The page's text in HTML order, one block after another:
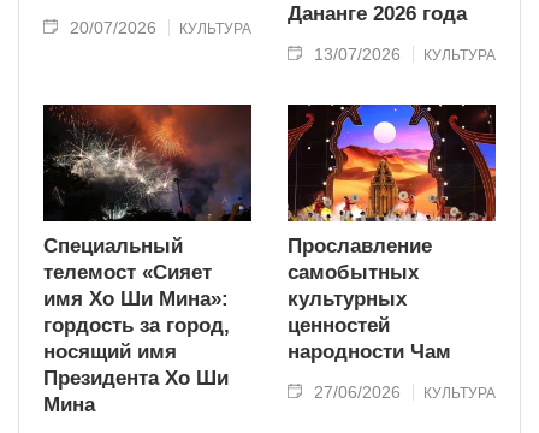
20/07/2026 КУЛЬТУРА
Дананге 2026 года
13/07/2026 КУЛЬТУРА
Специальный
телемост «Сияет
имя Хо Ши Мина»:
гордость за город,
носящий имя
Президента Хо Ши
Мина
Прославление
самобытных
культурных
ценностей
народности Чам
27/06/2026 КУЛЬТУРА